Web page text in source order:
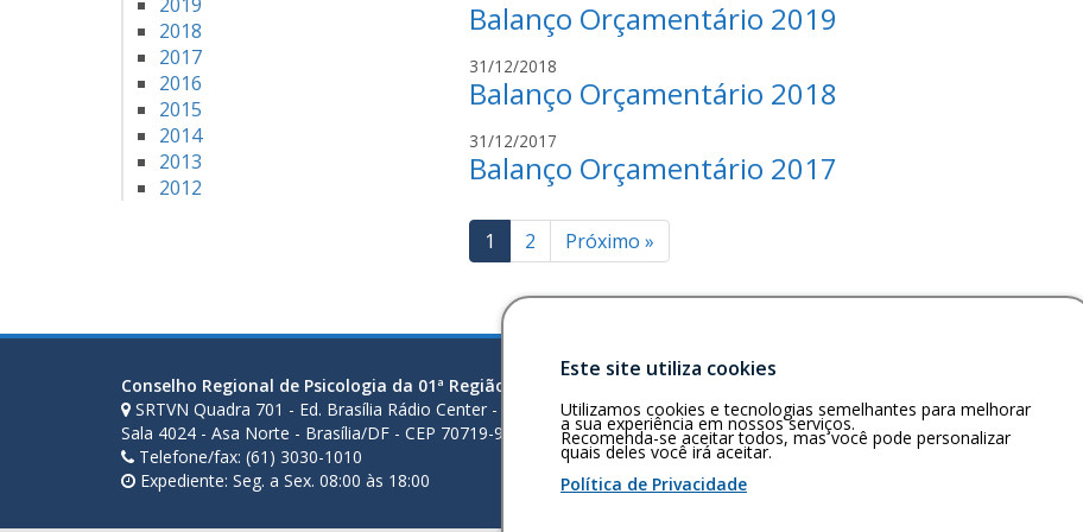
2018
2017
2016
2015
2014
2013
2012
h
a
o
c
h
s
a
n
s
u
a
s
a
n
o
Balanço Orçamentário 2019
31/12/2018l
u
a
s
a
n
o
Balanço Orçamentário 2018
31/12/2017l
u
a
s
a
o
s
Balanço Orçamentário 2017
Paginação
de
posts
1 2 Próximo »
Conselho Regional de Psicologia da 01ª Região (DF)
SRTVN Quadra 701 - Ed. Brasília Rádio Center - Ala A - 4º Andar -
Sala 4024 - Asa Norte - Brasília/DF - CEP 70719-900
Telefone/fax: (61) 3030-1010
Expediente: Seg. a Sex. 08:00 às 18:00
Este site utiliza cookies
Utilizamos cookies e tecnologias semelhantes para melhorar
a sua experiência em nossos serviços.
Recomenda-se aceitar todos, mas você pode personalizar
quais deles você irá aceitar.
Política de Privacidade